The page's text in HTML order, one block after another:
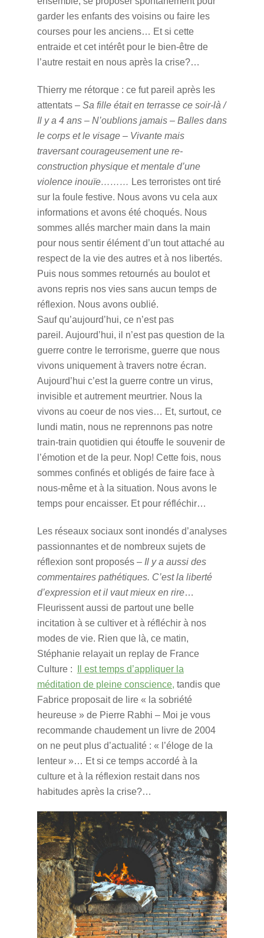
garder les enfants des voisins ou faire les
courses pour les anciens… Et si cette
entraide et cet intérêt pour le bien-être de
l’autre restait en nous après la crise?…
Thierry me rétorque : ce fut pareil après les
attentats – Sa fille était en terrasse ce soir-là /
Il y a 4 ans – N’oublions jamais– Balles dans
le corps et le visage – Vivante mais
traversant courageusement une re-
construction physique et mentale d’une
violence inouïe……… Les terroristes ont tiré
sur la foule festive. Nous avons vu cela aux
informations et avons été choqués. Nous
sommes allés marcher main dans la main
pour nous sentir élément d’un tout attaché au
respect de la vie des autres et à nos libertés.
Puis nous sommes retournés au boulot et
avons repris nos vies sans aucun temps de
réflexion. Nous avons oublié.
Sauf qu’aujourd’hui, ce n’est pas
pareil. Aujourd’hui, il n’est pas question de la
guerre contre le terrorisme, guerre que nous
vivons uniquement à travers notre écran.
Aujourd’hui c’est la guerre contre un virus,
invisible et autrement meurtrier. Nous la
vivons au coeur de nos vies… Et, surtout, ce
lundi matin, nous ne reprennons pas notre
train-train quotidien qui étouffe le souvenir de
l’émotion et de la peur. Nop! Cette fois, nous
sommes confinés et obligés de faire face à
nous-même et à la situation. Nous avons le
temps pour encaisser. Et pour réfléchir…
Les réseaux sociaux sont inondés d’analyses
passionnantes et de nombreux sujets de
réflexion sont proposés – Il y a aussi des
commentaires pathétiques. C’est la liberté
d’expression et il vaut mieux en rire…
Fleurissent aussi de partout une belle
incitation à se cultiver et à réfléchir à nos
modes de vie. Rien que là, ce matin,
Stéphanie relayait un replay de France
Culture :
Il est temps d’appliquer la
méditation de pleine conscience, tandis que
Fabrice proposait de lire « la sobriété
heureuse » de Pierre Rabhi – Moi je vous
recommande chaudement un livre de 2004
on ne peut plus d’actualité : « l’éloge de la
lenteur »… Et si ce temps accordé à la
culture et à la réflexion restait dans nos
habitudes après la crise?…